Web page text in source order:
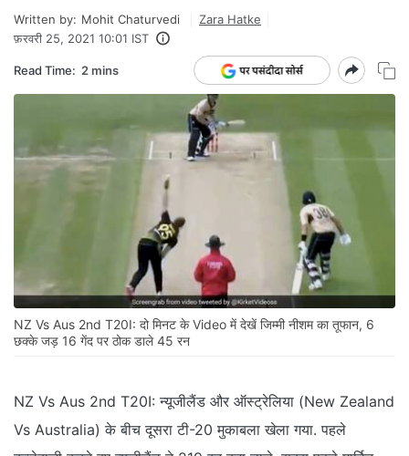
Written by: Mohit Chaturvedi
Zara Hatke
फ़रवरी 25, 2021 10:01 IST
Read Time: 2 mins
NZ Vs Aus 2nd T20I: दो मिनट के Video में देखें जिम्मी नीशम का तूफान, 6
छक्के जड़ 16 गेंद पर ठोक डाले 45 रन
NZ Vs Aus 2nd T20I: न्यूजीलैंड और ऑस्ट्रेलिया (New Zealand
Vs Australia) के बीच दूसरा टी-20 मुकाबला खेला गया. पहले